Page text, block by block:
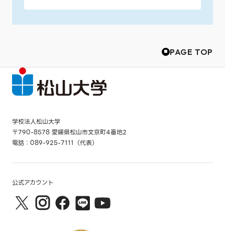
PAGE TOP
学校法人松山大学
〒790-8578 愛媛県松山市文京町4番地2
電話：089-925-7111（代表）
公式アカウント